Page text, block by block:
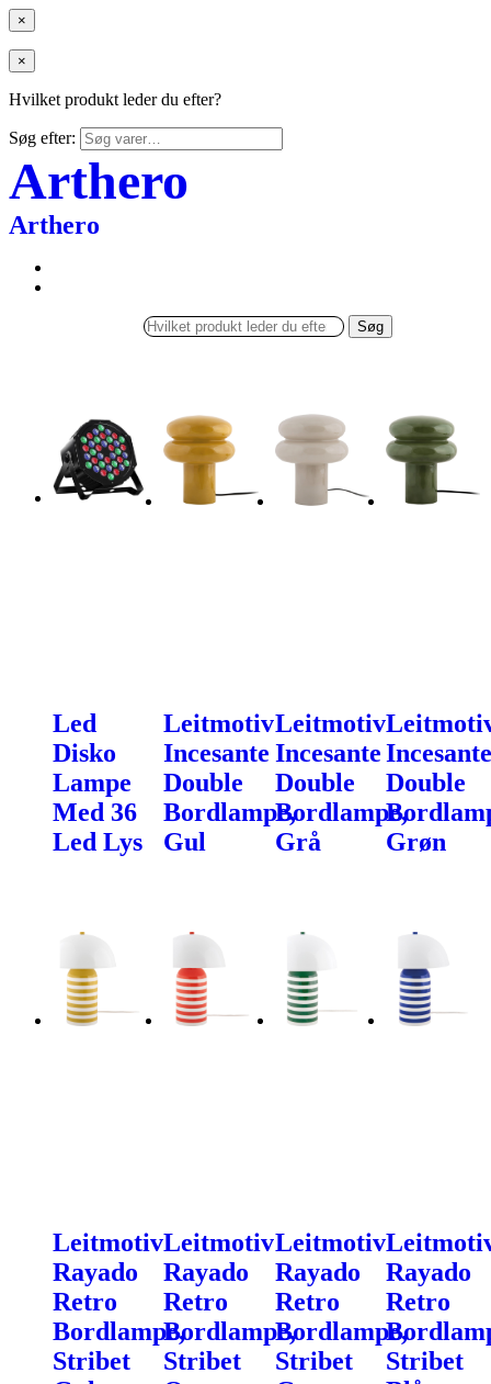
×
×
Hvilket produkt leder du efter?
Søg efter:
Arthero
Arthero
Søg
Led
Disko
Lampe
Med 36
Led Lys
Leitmotiv
Incesante
Double
Bordlampe,
Gul
Leitmotiv
Incesante
Double
Bordlampe,
Grå
Incesante
Double
Grøn
Leitmotiv
Rayado
Retro
Bordlampe,
Stribet
Leitmotiv
Rayado
Retro
Bordlampe,
Stribet
Leitmotiv
Rayado
Retro
Bordlampe,
Stribet
Rayado
Retro
Stribet